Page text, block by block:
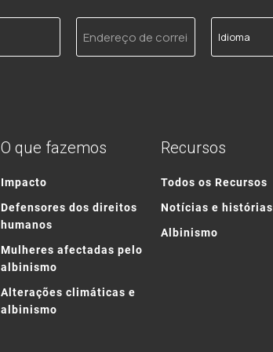
Endereço
de
correio
Idioma
O que fazemos
Impacto
Defensores dos direitos
humanos
Mulheres afectadas pelo
albinismo
Alterações climáticas e
albinismo
Recursos
Todos os Recursos
Notícias e histórias
Albinismo